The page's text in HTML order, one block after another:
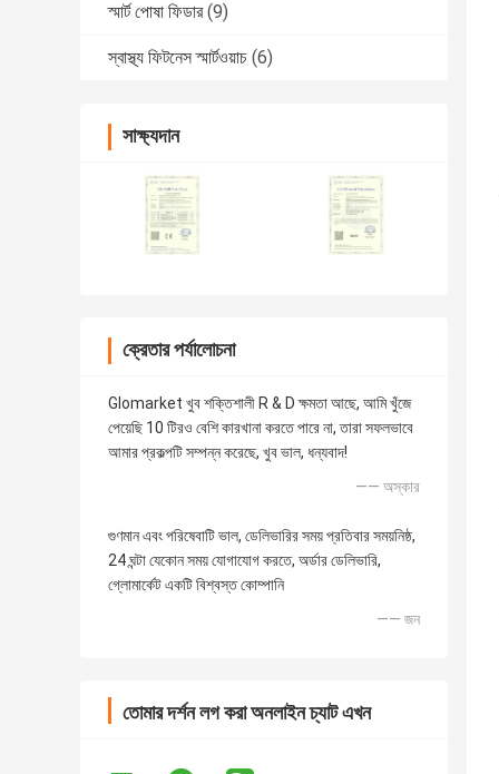
স্মার্ট পোষা ফিডার (9)
স্বাস্থ্য ফিটনেস স্মার্টওয়াচ (6)
সাক্ষ্যদান
ক্রেতার পর্যালোচনা
Glomarket খুব শক্তিশালী R & D ক্ষমতা আছে, আমি খুঁজে
পেয়েছি 10 টিরও বেশি কারখানা করতে পারে না, তারা সফলভাবে
আমার প্রকল্পটি সম্পন্ন করেছে, খুব ভাল, ধন্যবাদ!
—— অস্কার
গুণমান এবং পরিষেবাটি ভাল, ডেলিভারির সময় প্রতিবার সময়নিষ্ঠ,
24 ঘন্টা যেকোন সময় যোগাযোগ করতে, অর্ডার ডেলিভারি,
গ্লোমার্কেট একটি বিশ্বস্ত কোম্পানি
—— জন
তোমার দর্শন লগ করা অনলাইন চ্যাট এখন